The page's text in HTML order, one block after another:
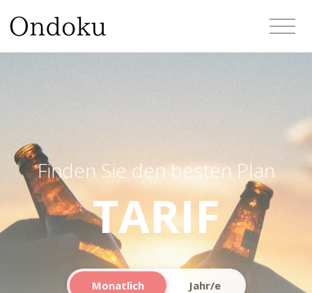
Finden Sie den besten Plan
TARIF
Monatlich Jahr/e